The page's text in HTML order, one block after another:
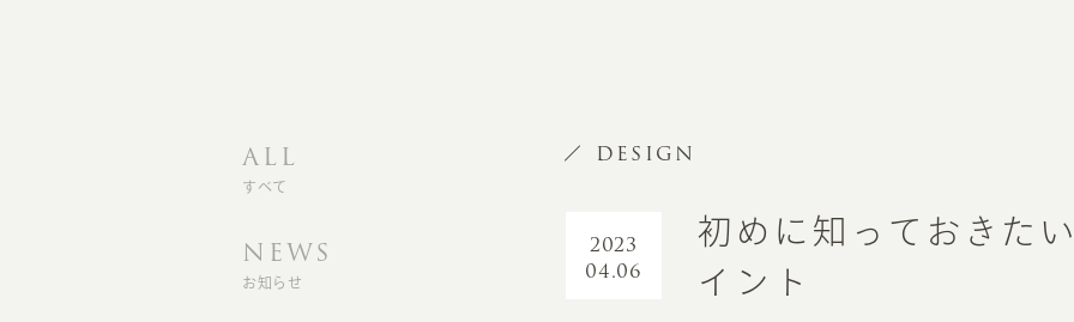
ALL
すべて
NEWS
お知らせ
DESIGN
初めに知っておきた
イント
2023
04.06